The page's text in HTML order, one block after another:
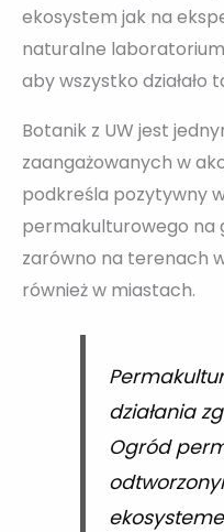
ekosystem jak na
naturalne
aby wszystko działało
Botanik z UW jest
zaangażowanych w
podkreśla pozytywny
permakulturowego na
zarówno na terenach
również w miastach.
działania
Ogród